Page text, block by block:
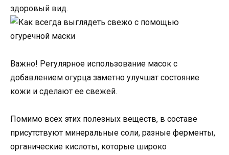
здоровый вид.
Важно! Регулярное использование масок с
добавлением огурца заметно улучшат состояние
кожи и сделают ее свежей.
Помимо всех этих полезных веществ, в составе
присутствуют минеральные соли, разные ферменты,
органические кислоты, которые широко